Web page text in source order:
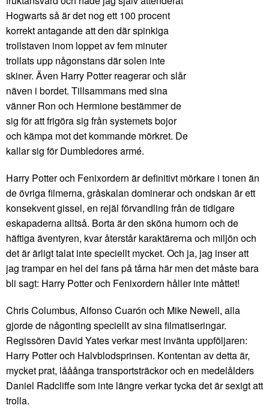
Hogwarts så är det nog ett 100 procent
korrekt antagande att den där spinkiga
trollstaven inom loppet av fem minuter
trollats upp någonstans där solen inte
skiner. Även Harry Potter reagerar och slår
näven i bordet. Tillsammans med sina
vänner Ron och Hermione bestämmer de
sig för att frigöra sig från systemets bojor
och kämpa mot det kommande mörkret. De
kallar sig för Dumbledores armé.
Harry Potter och Fenixordern är definitivt mörkare i tonen än
de övriga filmerna, gråskalan dominerar och ondskan är ett
konsekvent gissel, en rejäl förvandling från de tidigare
eskapaderna alltså. Borta är den sköna humorn och de
häftiga äventyren, kvar återstår karaktärerna och miljön och
det är ärligt talat inte speciellt mycket. Och ja, jag inser att
jag trampar en hel del fans på tårna här men det måste bara
bli sagt: Harry Potter och Fenixordern håller inte måttet!
Chris Columbus, Alfonso Cuarón och Mike Newell, alla
gjorde de någonting speciellt av sina filmatiseringar.
Regissören David Yates verkar mest invänta uppföljaren:
Harry Potter och Halvblodsprinsen. Kontentan av detta är,
mycket prat, lååånga transportsträckor och en medelålders
Daniel Radcliffe som inte längre verkar tycka det är sexigt att
trolla.